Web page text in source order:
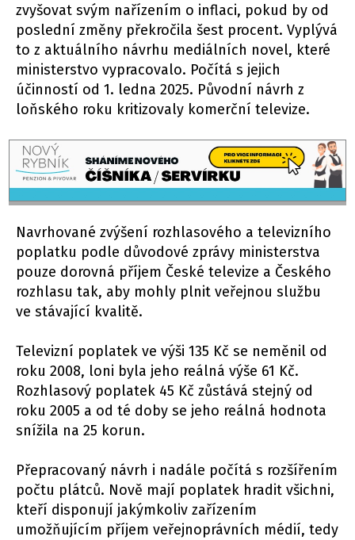
zvyšovat svým nařízením o inflaci, pokud by od
poslední změny překročila šest procent. Vyplývá
to z aktuálního návrhu mediálních novel, které
ministerstvo vypracovalo. Počítá s jejich
účinností od 1. ledna 2025. Původní návrh z
loňského roku kritizovaly komerční televize.
Navrhované zvýšení rozhlasového a televizního
poplatku podle důvodové zprávy ministerstva
pouze dorovná příjem České televize a Českého
rozhlasu tak, aby mohly plnit veřejnou službu
ve stávající kvalitě.
Televizní poplatek ve výši 135 Kč se neměnil od
roku 2008, loni byla jeho reálná výše 61 Kč.
Rozhlasový poplatek 45 Kč zůstává stejný od
roku 2005 a od té doby se jeho reálná hodnota
snížila na 25 korun.
Přepracovaný návrh i nadále počítá s rozšířením
počtu plátců. Nově mají poplatek hradit všichni,
kteří disponují jakýmkoliv zařízením
umožňujícím příjem veřejnoprávních médií, tedy